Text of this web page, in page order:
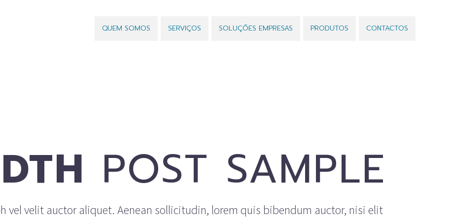
QUEM SOMOS SERVIÇOS SOLUÇÕES EMPRESAS PRODUTOS CONTACTOS
POST SAMPLE
vel velit auctor aliquet. Aenean sollicitudin, lorem quis bibendum auctor, nisi elit